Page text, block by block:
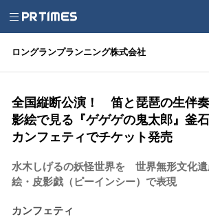
ロングランプランニング株式会社
全国縦断公演！ 笛と琵琶の生伴
影絵で見る『ゲゲゲの鬼太郎』釜
カンフェティでチケット発売
水木しげるの妖怪世界を 世界無形文化
絵・皮影戯（ピーインシー）で表現
カンフェティ